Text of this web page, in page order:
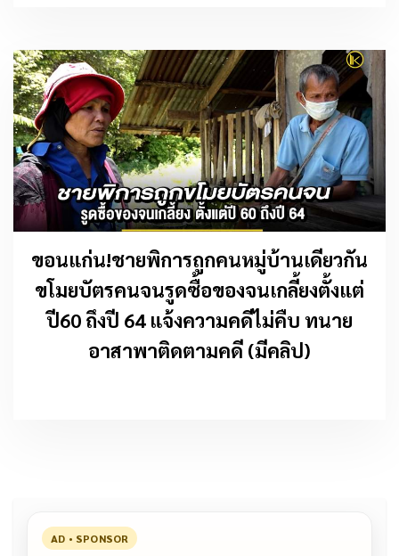
ขอนแก่น!ชายพิการถูกคนหมู่บ้านเดียวกัน
ขโมยบัตรคนจนรูดซื้อของจนเกลี้ยงตั้งแต่
ปี60 ถึงปี 64 แจ้งความคดีไม่คืบ ทนาย
อาสาพาติดตามคดี (มีคลิป)
AD • SPONSOR